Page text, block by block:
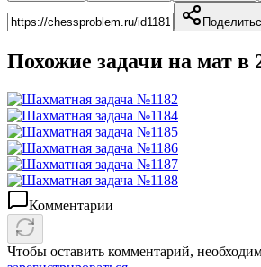
Похожие задачи на мат в
Комментарии
Чтобы оставить комментарий,